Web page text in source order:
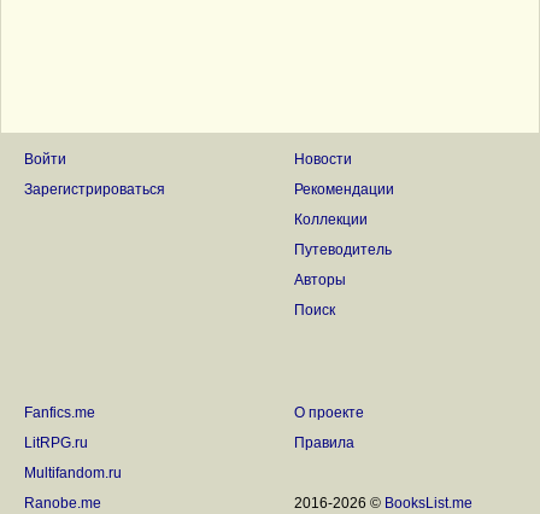
Войти
Зарегистрироваться
Новости
Рекомендации
Коллекции
Путеводитель
Авторы
Поиск
Fanfics.me
LitRPG.ru
Multifandom.ru
Ranobe.me
О проекте
Правила
2016-2026 © BooksList.me